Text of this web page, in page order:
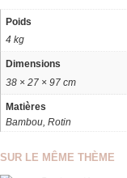
Poids
4 kg
Dimensions
38 × 27 × 97 cm
Matières
Bambou, Rotin
SUR LE MÊME THÈME